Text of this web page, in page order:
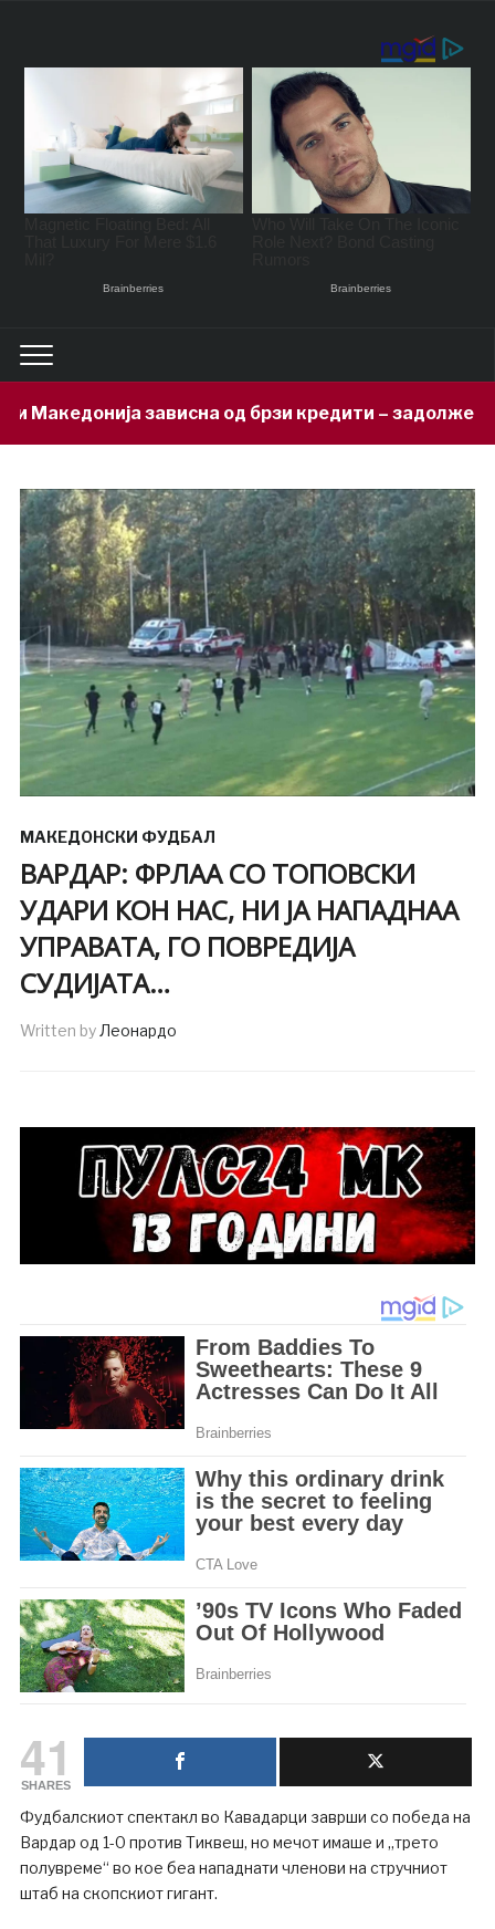
од брзи кредити – задолжени 333 милиони
МАКЕДОНСКИ ФУДБАЛ
ВАРДАР: ФРЛАА СО ТОПОВСКИ
УДАРИ КОН НАС, НИ ЈА НАПАДНАА
УПРАВАТА, ГО ПОВРЕДИЈА
СУДИЈАТА…
Written byЛеонардо
41
SHARES
Фудбалскиот спектакл во Кавадарци заврши со победа на
Вардар од 1-0 против Тиквеш, но мечот имаше и „трето
полувреме“ во кое беа нападнати членови на стручниот
штаб на скопскиот гигант.